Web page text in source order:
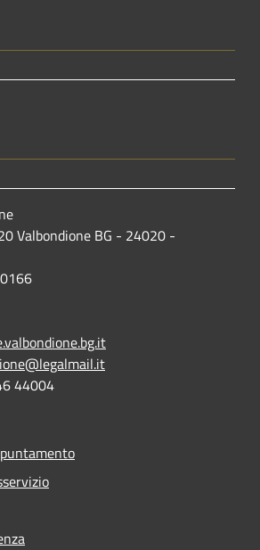
Valbondione BG - 24020 -
44004